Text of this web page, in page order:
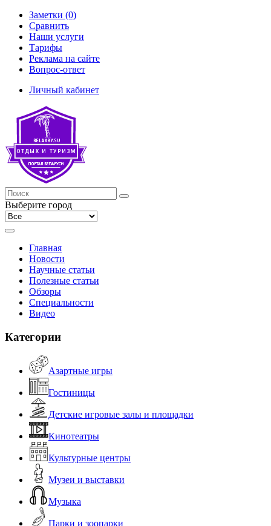
Заметки (0)
Сравнить
Наши услуги
Тарифы
Реклама на сайте
Вопрос-ответ
Личный кабинет
Выберите город
Главная
Новости
Научные статьи
Полезные статьи
Обзоры
Специальности
Видео
Категории
Азартные игры
Гостиницы
Детские игровые залы и площадки
Кинотеатры
Культурные центры
Музеи и выставки
Музыка
Парки и зоопарки